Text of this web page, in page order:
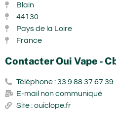
Blain
44130
Pays de la Loire
France
Contacter Oui Vape -
Téléphone : 33 9 88 37 67 39
E-mail non communiqué
Site : ouiclope.fr